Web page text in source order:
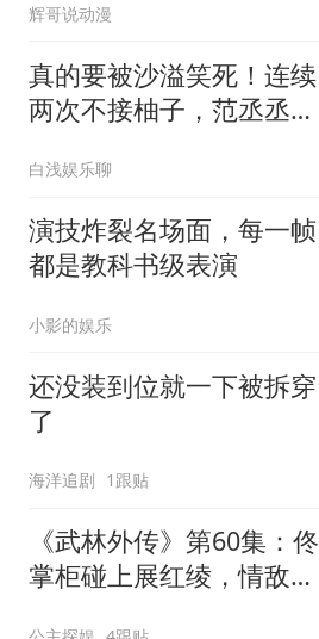
辉哥说动漫
真的要被沙溢笑死！连续
两次不接柚子，范丞丞大
白浅娱乐聊
演技炸裂名场面，每一帧
都是教科书级表演
小影的娱乐
还没装到位就一下被拆穿
了
海洋追剧 1跟贴
《武林外传》第60集：佟
掌柜碰上展红绫，情敌见